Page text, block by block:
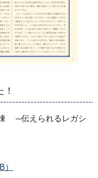
─伝えられるレガシ